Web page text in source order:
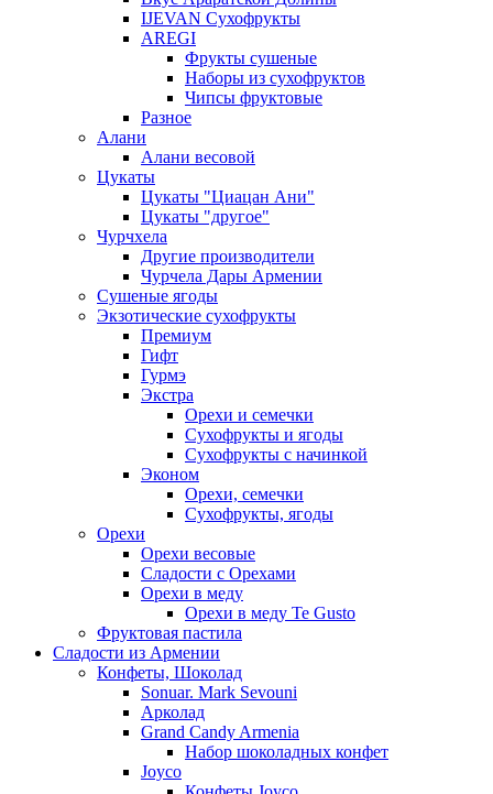
IJEVAN Сухофрукты
AREGI
Фрукты сушеные
Наборы из сухофруктов
Чипсы фруктовые
Разное
Алани
Алани весовой
Цукаты
Цукаты "Циацан Ани"
Цукаты "другое"
Чурчхела
Другие производители
Чурчела Дары Армении
Сушеные ягоды
Экзотические сухофрукты
Премиум
Гифт
Гурмэ
Экстра
Орехи и семечки
Сухофрукты и ягоды
Сухофрукты с начинкой
Эконом
Орехи, семечки
Сухофрукты, ягоды
Орехи
Орехи весовые
Сладости с Орехами
Орехи в меду
Орехи в меду Te Gusto
Фруктовая пастила
Сладости из Армении
Конфеты, Шоколад
Sonuar. Mark Sevouni
Арколад
Grand Candy Armenia
Набор шоколадных конфет
Joyco